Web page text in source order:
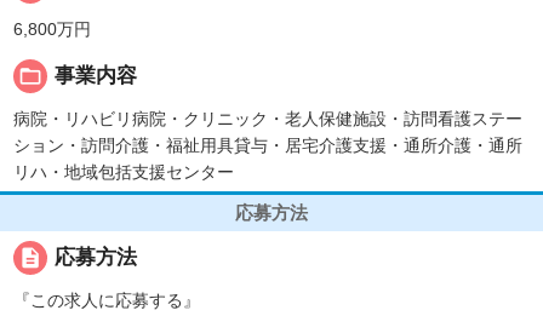
6,800万円
folder_open 事業内容
病院・リハビリ病院・クリニック・老人保健施設・訪問看護ステー
ション・訪問介護・福祉用具貸与・居宅介護支援・通所介護・通所
リハ・地域包括支援センター
応募方法
description 応募方法
『この求人に応募する』